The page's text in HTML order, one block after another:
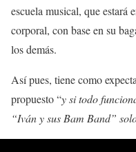
escuela musical, que estará
corporal, con base en su
los demás.
Así pues, tiene como
propuesto “y si todo
“Iván y sus Bam Band”